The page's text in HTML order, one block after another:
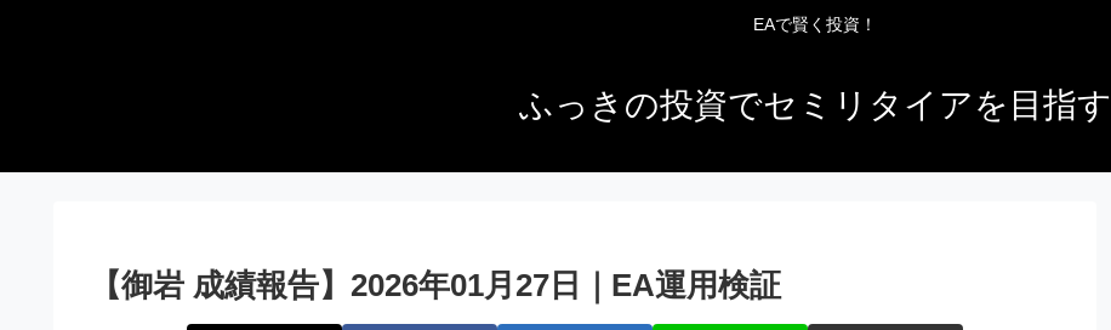
EAで賢く投資！
ふっきの投資でセミリタイアを目指す
【御岩 成績報告】2026年01月27日｜EA運用検証